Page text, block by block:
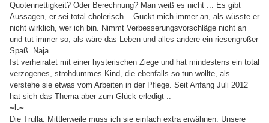
Quotennettigkeit? Oder Berechnung? Man weiß es nicht ... Es gibt
Aussagen, er sei total cholerisch .. Guckt mich immer an, als wüsste er
nicht wirklich, wer ich bin. Nimmt Verbesserungsvorschläge nicht an
und tut immer so, als wäre das Leben und alles andere ein riesengroßer
Spaß. Naja.
Ist verheiratet mit einer hysterischen Ziege und hat mindestens ein total
verzogenes, strohdummes Kind, die ebenfalls so tun wollte, als
verstehe sie etwas vom Arbeiten in der Pflege. Seit Anfang Juli 2012
hat sich das Thema aber zum Glück erledigt ..
~I.~
Die Trulla. Mittlerweile muss ich sie einfach extra erwähnen. Unsere